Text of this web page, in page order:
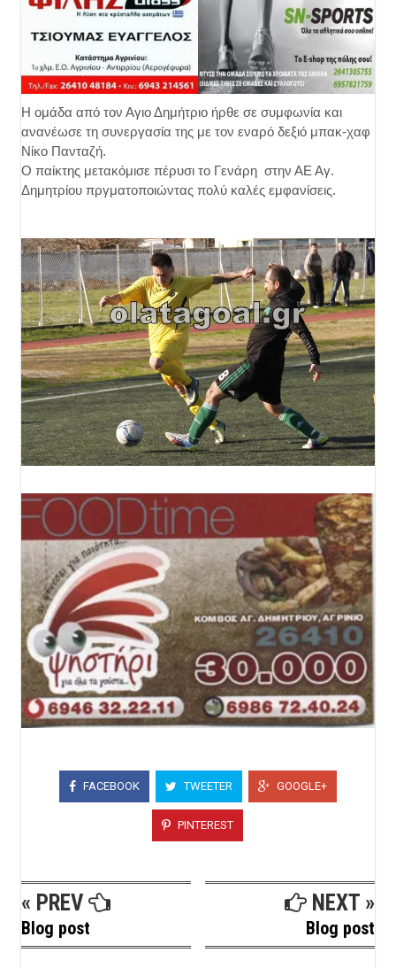
Η ομάδα από τον Αγιο Δημήτριο ήρθε σε συμφωνία και
ανανέωσε τη συνεργασία της με τον εναρό δεξιό μπακ-χαφ
Νίκο Πανταζή.
Ο παίκτης μετακόμισε πέρυσι το Γενάρη στην ΑΕ Αγ.
Δημητρίου πργματοποιώντας πολύ καλές εμφανίσεις.
FACEBOOK TWEETER GOOGLE+
PINTEREST
« PREV
Blog post
NEXT »
Blog post